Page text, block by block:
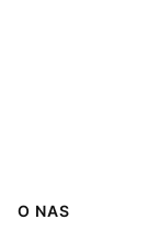
Linki w
O NAS